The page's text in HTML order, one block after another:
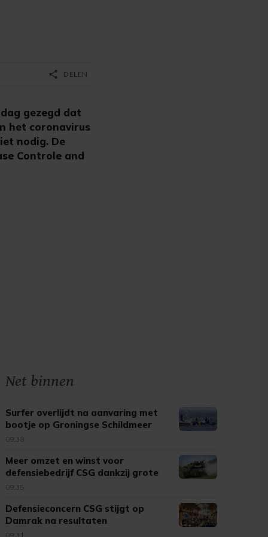
gezegd dat
het coronavirus
nodig. De
Controle and
share DELEN
Net binnen
Surfer overlijdt na aanvaring met
bootje op Groningse Schildmeer
09:38
Meer omzet en winst voor
defensiebedrijf CSG dankzij grote
vraag
09:35
Defensieconcern CSG stijgt op
Damrak na resultaten
09:31